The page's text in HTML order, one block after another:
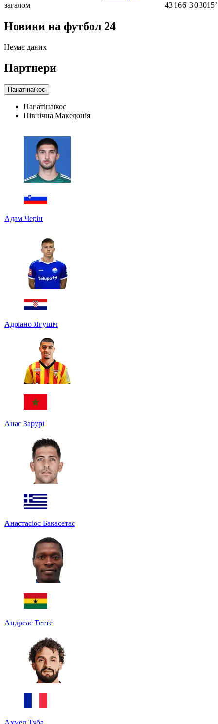
загалом 43166 303015ʼ
Новини на футбол 24
Немає даних
Партнери
Панатінаїкос
Панатінаїкос
Північна Македонія
Адам Черін
Адріано Ягушіч
Анас Зарурі
Анастасіос Бакасетас
Андреас Тетте
Ахмед Туба